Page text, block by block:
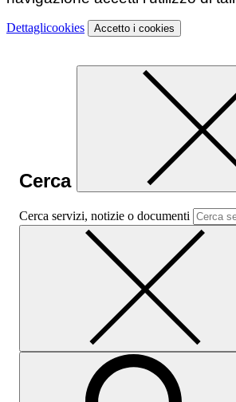
Dettaglicookies Accetto i cookies
Cerca
Cerca servizi, notizie o documenti